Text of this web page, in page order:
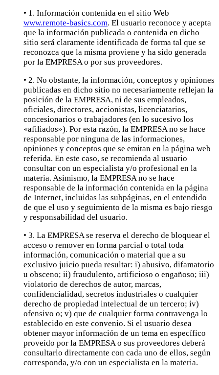
• 1. Información contenida en el sitio Web
www.remote-basics.com. El usuario reconoce y acepta
que la información publicada o contenida en dicho
sitio será claramente identificada de forma tal que se
reconozca que la misma proviene y ha sido generada
por la EMPRESA o por sus proveedores.
• 2. No obstante, la información, conceptos y opiniones
publicadas en dicho sitio no necesariamente reflejan la
posición de la EMPRESA, ni de sus empleados,
oficiales, directores, accionistas, licenciatarios,
concesionarios o trabajadores (en lo sucesivo los
«afiliados»). Por esta razón, la EMPRESA no se hace
responsable por ninguna de las informaciones,
opiniones y conceptos que se emitan en la página web
referida. En este caso, se recomienda al usuario
consultar con un especialista y/o profesional en la
materia. Asimismo, la EMPRESA no se hace
responsable de la información contenida en la página
de Internet, incluidas las subpáginas, en el entendido
de que el uso y seguimiento de la misma es bajo riesgo
y responsabilidad del usuario.
• 3. La EMPRESA se reserva el derecho de bloquear el
acceso o remover en forma parcial o total toda
información, comunicación o material que a su
exclusivo juicio pueda resultar: i) abusivo, difamatorio
u obsceno; ii) fraudulento, artificioso o engañoso; iii)
violatorio de derechos de autor, marcas,
confidencialidad, secretos industriales o cualquier
derecho de propiedad intelectual de un tercero; iv)
ofensivo o; v) que de cualquier forma contravenga lo
establecido en este convenio. Si el usuario desea
obtener mayor información de un tema en específico
proveído por la EMPRESA o sus proveedores deberá
consultarlo directamente con cada uno de ellos, según
corresponda, y/o con un especialista en la materia.